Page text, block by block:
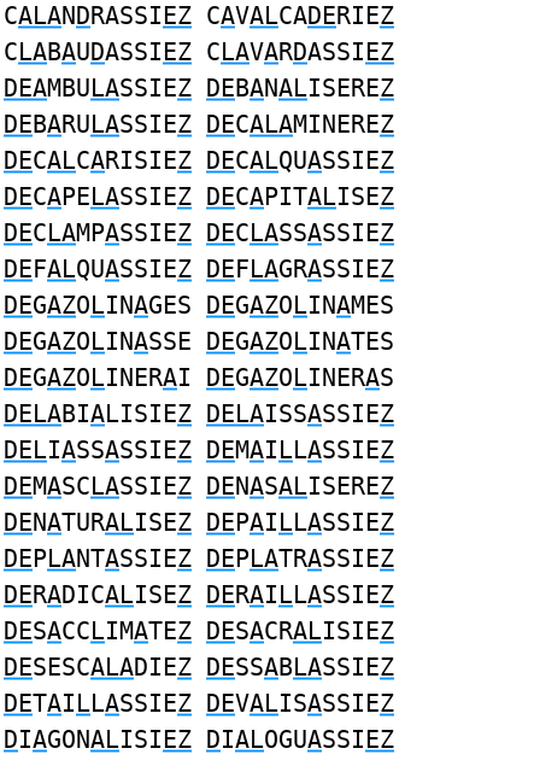
CALANDRASSIEZ CAVALCADERIEZ
CLABAUDASSIEZ CLAVARDASSIEZ
DEAMBULASSIEZ DEBANALISEREZ
DEBARULASSIEZ DECALAMINEREZ
DECALCARISIEZ DECALQUASSIEZ
DECAPELASSIEZ DECAPITALISEZ
DECLAMPASSIEZ DECLASSASSIEZ
DEFALQUASSIEZ DEFLAGRASSIEZ
DEGAZOLINAGES DEGAZOLINAMES
DEGAZOLINASSE DEGAZOLINATES
DEGAZOLINERAI DEGAZOLINERAS
DELABIALISIEZ DELAISSASSIEZ
DELIASSASSIEZ DEMAILLASSIEZ
DEMASCLASSIEZ DENASALISEREZ
DENATURALISEZ DEPAILLASSIEZ
DEPLANTASSIEZ DEPLATRASSIEZ
DERADICALISEZ DERAILLASSIEZ
DESACCLIMATEZ DESACRALISIEZ
DESESCALADIEZ DESSABLASSIEZ
DETAILLASSIEZ DEVALISASSIEZ
DIAGONALISIEZ DIALOGUASSIEZ